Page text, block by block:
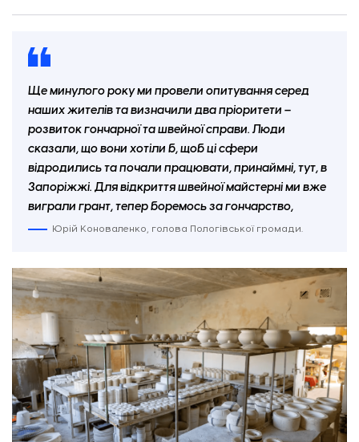
Ще минулого року ми провели опитування серед
наших жителів та визначили два пріоритети –
розвиток гончарної та швейної справи. Люди
сказали, що вони хотіли б, щоб ці сфери
відродились та почали працювати, принаймні, тут, в
Запоріжжі. Для відкриття швейної майстерні ми вже
виграли грант, тепер боремось за гончарство,
Юрій Коноваленко, голова Пологівської громади.